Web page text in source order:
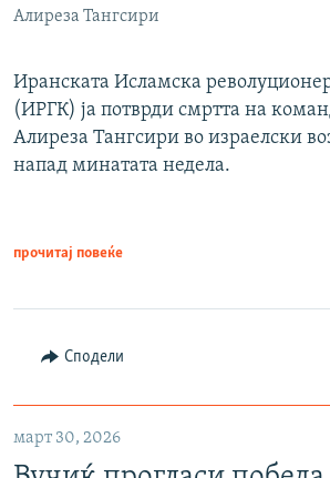
Алиреза Тангсири
Иранската Исламска
(ИРГК) ја потврди смртта на
Алиреза Тангсири во израелски
напад минатата недела.
прочитај повеќе
Сподели
март 30, 2026